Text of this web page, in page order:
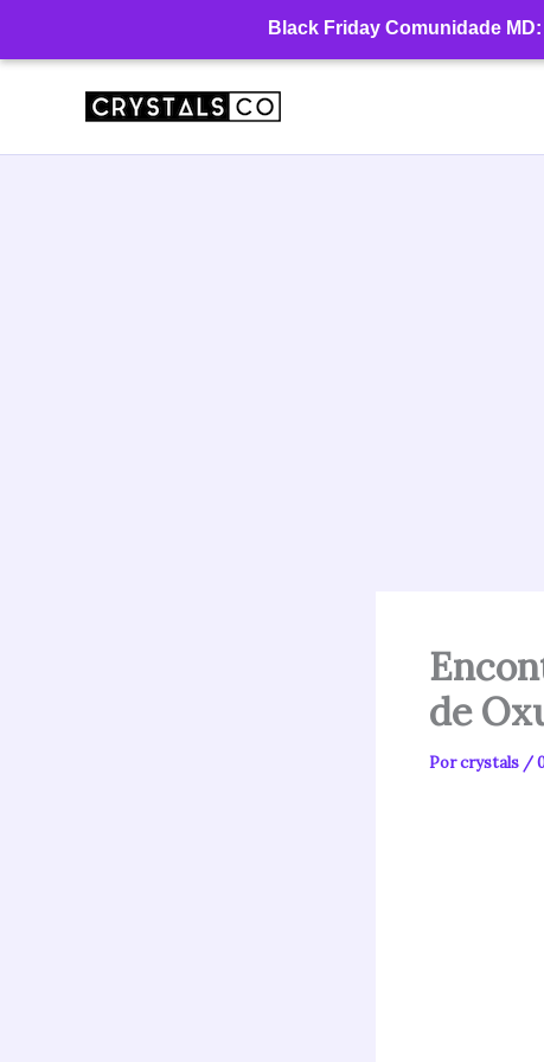
Black Friday Comunidade
conteúdo
de
Porcrystals /